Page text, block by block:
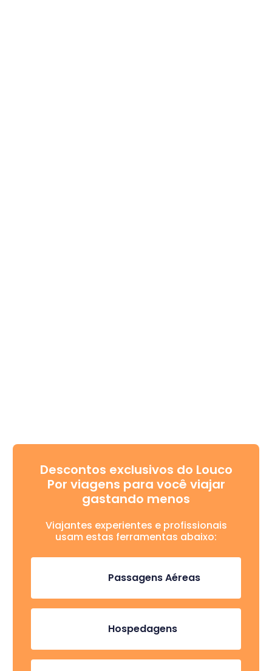
Descontos exclusivos do Louco
Por viagens para você viajar
gastando menos
Viajantes experientes e profissionais
usam estas ferramentas abaixo:
Passagens Aéreas
Hospedagens